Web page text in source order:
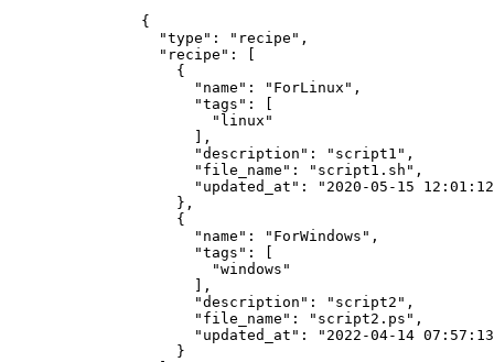
{
  "type": "recipe",
  "recipe": [
    {
      "name": "ForLinux",
      "tags": [
        "linux"
      ],
      "description": "script1",
      "file_name": "script1.sh",
"updated_at": "2020-05-15
    },
    {
      "name": "ForWindows",
      "tags": [
        "windows"
      ],
      "description": "script2",
      "file_name": "script2.ps",
"updated_at": "2022-04-14
    }